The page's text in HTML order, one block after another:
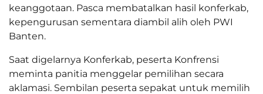
keanggotaan. Pasca membatalkan hasil konferkab,
kepengurusan sementara diambil alih oleh PWI
Banten.
Saat digelarnya Konferkab, peserta Konfrensi
meminta panitia menggelar pemilihan secara
aklamasi. Sembilan peserta sepakat untuk memilih